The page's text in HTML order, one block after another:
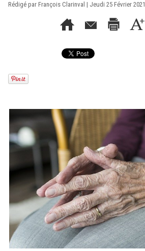
Rédigé par François Clarinval | Jeudi 25 Février 2021